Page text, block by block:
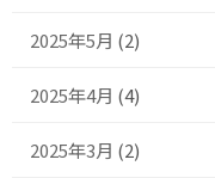
2025年5月 (2)
2025年4月 (4)
2025年3月 (2)